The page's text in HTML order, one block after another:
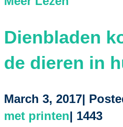
Dienbladen
de dieren in
March 3, 2017|
met printen| 1443